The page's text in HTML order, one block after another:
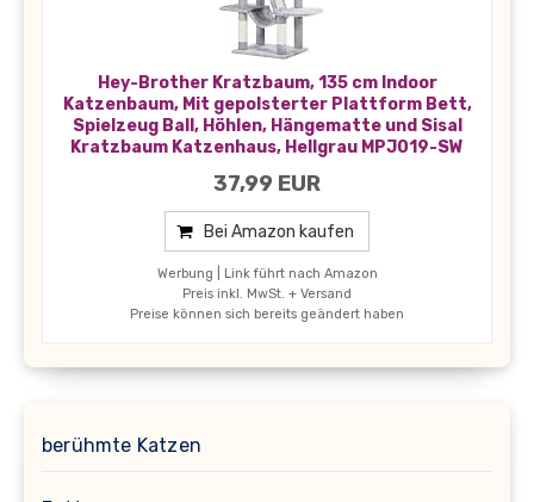
Hey-Brother Kratzbaum, 135 cm Indoor
Katzenbaum, Mit gepolsterter Plattform Bett,
Spielzeug Ball, Höhlen, Hängematte und Sisal
Kratzbaum Katzenhaus, Hellgrau MPJ019-SW
37,99 EUR
Bei Amazon kaufen
Werbung | Link führt nach Amazon
Preis inkl. MwSt. + Versand
Preise können sich bereits geändert haben
berühmte Katzen